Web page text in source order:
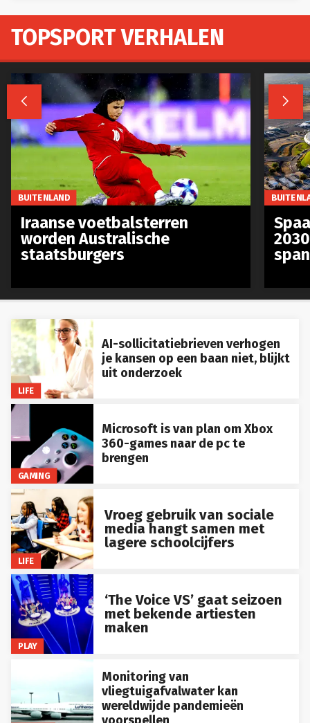
LIFE
AI-sollicitatiebrieven verhogen
je kansen op een baan niet, blijkt
uit onderzoek
GAMING
Microsoft is van plan om Xbox
360-games naar de pc te
brengen
LIFE
Vroeg gebruik van sociale
media hangt samen met
lagere schoolcijfers
PLAY
‘The Voice VS’ gaat seizoen
met bekende artiesten
maken
Monitoring van
vliegtuigafvalwater kan
wereldwijde pandemieën
TOPSPORT VERHALEN
 
BUITENLAND
Iraanse voetbalsterren
worden Australische
staatsburgers